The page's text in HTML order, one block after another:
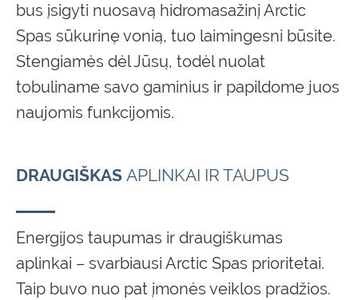
bus įsigyti nuosavą hidromasažinį Arctic
Spas sūkurinę vonią, tuo laimingesni būsite.
Stengiamės dėl Jūsų, todėl nuolat
tobuliname savo gaminius ir papildome juos
naujomis funkcijomis.
DRAUGIŠKAS APLINKAI IR TAUPUS
Energijos taupumas ir draugiškumas
aplinkai – svarbiausi Arctic Spas prioritetai.
Taip buvo nuo pat įmonės veiklos pradžios.